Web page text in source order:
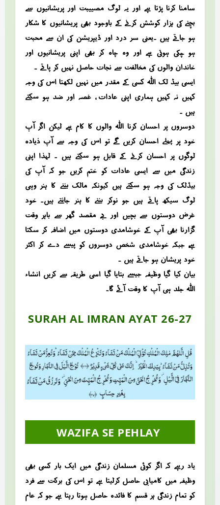
سامنا کرنا پڑتا ہے اور یہ لوگ مصییبت اور پریشانیوں سے
بچنے کی ہزار کوشش کرنے کے باوجود بھی پریشانیوں کا شکار
ہو جاتے ہیں ۔یعنی سر درد اور ڈیپریشن کی ان سے محبت
ہو چکی ہوتی ہے اور وہ چاہ کر بھی اپنی پریشانیوں اور
خاندان والوں کی مخالفت سے نجات حاصل نہیں کر پاتے ۔
ایسی بیڈ لک اللہ کسی کے مقدر میں نہیں لکھتا اس کی وجہ
کہیں نہ کہیں ہماری اپنی عادات ، غصہ اور ضد ہو سکتے
ہیں ۔
دوسروں پر احسان کرنا اللہ والوں کا کام ہے لیکن اگر آپ
خود پر پہلے احسان کریں گے تو اس کی وجہ سے آپ ذیادہ
لوگوں پر احسان کرنے کے قابل ہو سکتے ہیں ۔ لہذا اپنی
زندگی میں سے ایسی عادات کو ختم کریں جو کہ آپ کی
بیڈلک کی وجہ ہو سکتے ہیں کیونکہ مالک بننے کا ہنر وہی
لوگ سیکھ پاتے ہیں جو نوکر بننے کا ہنر جانتے ہیں۔ خود
غرض دوستوں سے بچیں اور بے مقصد گھر سے باہر وقت
گزارنا بھی آپ کے خوشامدی دوستوں میں اضافہ کر سکتا
ہے، جبکہ خوشامدی شخص دوسروں کو پیسے دے کر اکثر
خود پریشان ہو جاتے ہیں ۔
بیان کیا گیا وظیفہ جیسے بتایا گیا اسی طریقہ سے کریں انشاء
اللہ جلد ہی آپ کا وقت آئے گا۔
SURAH AL IMRAN AYAT 26-27
WAZIFA SE PEHLAY
یاد رہے کہ اگر کوئی مسلمان زندگی میں ایک بار کسی بھی
وظیفہ میں کامیابی حاصل کرلیتا ہے تو اس کی برکت سے فرد
کو تمام زندگی ہر قسم کا فائدہ حاصل ہوتا رہتا ہے جو کہ عام